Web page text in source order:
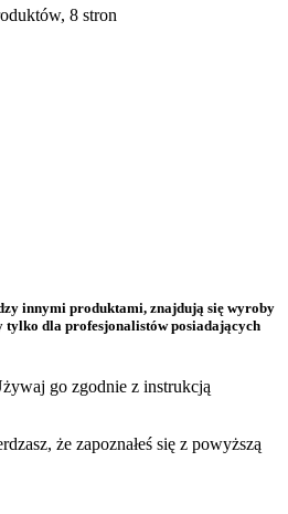
8 stron
innymi produktami, znajdują się wyroby
tylko dla profesjonalistów posiadających
go zgodnie z instrukcją
że zapoznałeś się z powyższą